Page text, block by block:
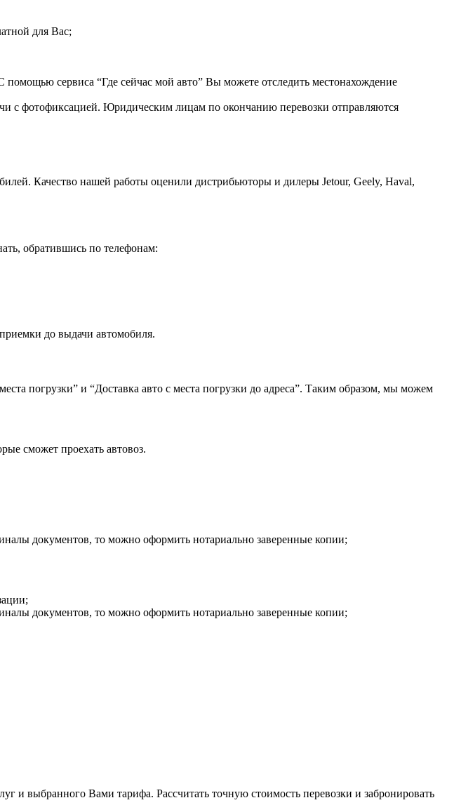
для Вас;
сервиса “Где сейчас мой авто” Вы можете отследить местонахождение
с фотофиксацией. Юридическим лицам по окончанию перевозки отправляются
Качество нашей работы оценили дистрибьюторы и дилеры Jetour, Geely, Haval,
обратившись по телефонам:
до выдачи автомобиля.
погрузки” и “Доставка авто с места погрузки до адреса”. Таким образом, мы можем
сможет проехать автовоз.
документов, то можно оформить нотариально заверенные копии;
документов, то можно оформить нотариально заверенные копии;
и выбранного Вами тарифа. Рассчитать точную стоимость перевозки и забронировать